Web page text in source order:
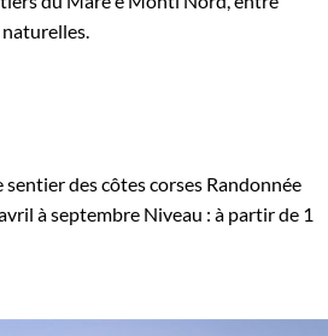
des côtes corses Randonnée
à septembre Niveau : à partir de 1